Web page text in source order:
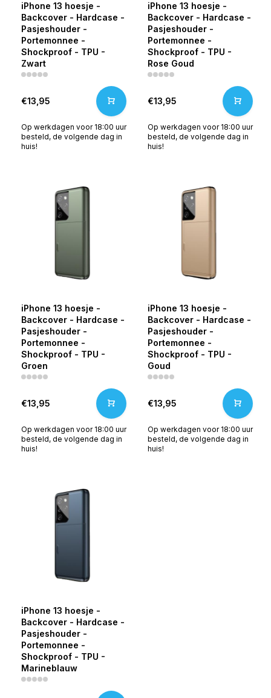
iPhone 13 hoesje -
Backcover - Hardcase -
Pasjeshouder -
Portemonnee -
Shockproof - TPU -
Zwart
€13,95
Op werkdagen voor 18:00 uur
besteld, de volgende dag in
huis!
iPhone 13 hoesje -
Backcover - Hardcase -
Pasjeshouder -
Portemonnee -
Shockproof - TPU -
Rose Goud
€13,95
Op werkdagen voor 18:00 uur
besteld, de volgende dag in
huis!
iPhone 13 hoesje -
Backcover - Hardcase -
Pasjeshouder -
Portemonnee -
Shockproof - TPU -
Groen
€13,95
Op werkdagen voor 18:00 uur
besteld, de volgende dag in
huis!
iPhone 13 hoesje -
Backcover - Hardcase -
Pasjeshouder -
Portemonnee -
Shockproof - TPU -
Goud
€13,95
Op werkdagen voor 18:00 uur
besteld, de volgende dag in
huis!
iPhone 13 hoesje -
Backcover - Hardcase -
Pasjeshouder -
Portemonnee -
Shockproof - TPU -
Marineblauw